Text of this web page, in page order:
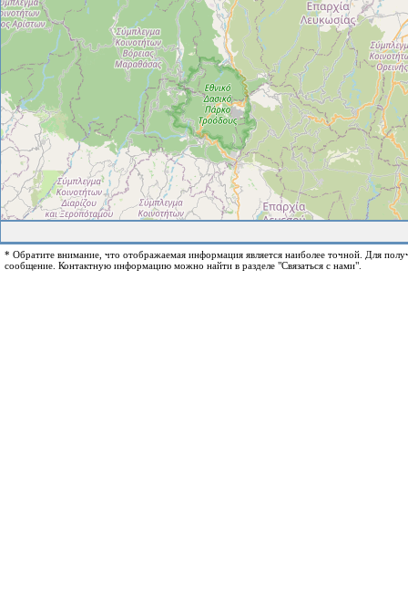
* Обратите внимание, что отображаемая информация является наиболее точной. Для
сообщение. Контактную информацию можно найти в разделе "Связаться с нами".